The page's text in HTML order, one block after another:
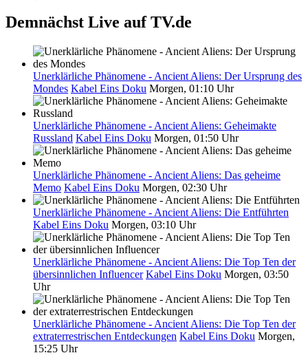
Demnächst Live auf TV.de
Unerklärliche Phänomene - Ancient Aliens: Der Ursprung des
Mondes Kabel Eins Doku Morgen, 01:10 Uhr
Unerklärliche Phänomene - Ancient Aliens: Geheimakte
Russland Kabel Eins Doku Morgen, 01:50 Uhr
Unerklärliche Phänomene - Ancient Aliens: Das geheime
Memo Kabel Eins Doku Morgen, 02:30 Uhr
Unerklärliche Phänomene - Ancient Aliens: Die Entführten
Kabel Eins Doku Morgen, 03:10 Uhr
Unerklärliche Phänomene - Ancient Aliens: Die Top Ten der
übersinnlichen Influencer Kabel Eins Doku Morgen, 03:50
Uhr
Unerklärliche Phänomene - Ancient Aliens: Die Top Ten der
extraterrestrischen Entdeckungen Kabel Eins Doku Morgen,
15:25 Uhr